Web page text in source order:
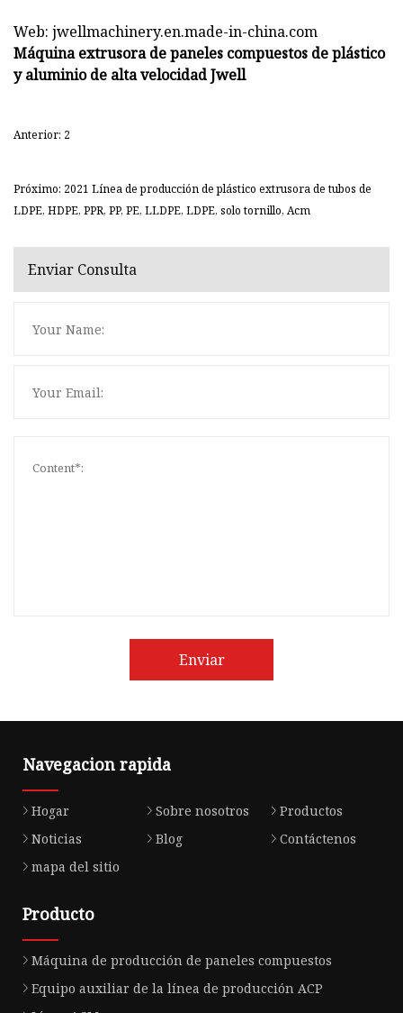
Web: jwellmachinery.en.made-in-china.com
Máquina extrusora de paneles compuestos de plástico
y aluminio de alta velocidad Jwell
Anterior: 2
Próximo: 2021 Línea de producción de plástico extrusora de tubos de
LDPE, HDPE, PPR, PP, PE, LLDPE, LDPE, solo tornillo, Acm
Enviar Consulta
Enviar
Navegacion rapida
Hogar Sobre nosotros
Productos
Noticias
Blog
Contáctenos
mapa del sitio
Producto
Máquina de producción de paneles compuestos
Equipo auxiliar de la línea de producción ACP